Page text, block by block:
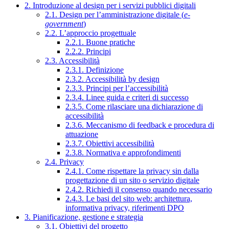
2. Introduzione al design per i servizi pubblici digitali
2.1. Design per l’amministrazione digitale (e-
government)
2.2. L’approccio progettuale
2.2.1. Buone pratiche
2.2.2. Principi
2.3. Accessibilità
2.3.1. Definizione
2.3.2. Accessibilità by design
2.3.3. Principi per l’accessibilità
2.3.4. Linee guida e criteri di successo
2.3.5. Come rilasciare una dichiarazione di
accessibilità
2.3.6. Meccanismo di feedback e procedura di
attuazione
2.3.7. Obiettivi accessibilità
2.3.8. Normativa e approfondimenti
2.4. Privacy
2.4.1. Come rispettare la privacy sin dalla
progettazione di un sito o servizio digitale
2.4.2. Richiedi il consenso quando necessario
2.4.3. Le basi del sito web: architettura,
informativa privacy, riferimenti DPO
3. Pianificazione, gestione e strategia
3.1. Obiettivi del progetto